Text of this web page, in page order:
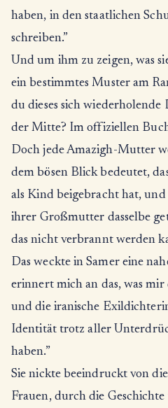
haben, in den staatlichen
schreiben.”
Und um ihm zu zeigen, was
ein bestimmtes Muster am
du dieses sich
der Mitte? Im offiziellen
Doch jede Amazigh-Mutter
dem bösen Blick bedeutet,
als Kind beigebracht hat,
ihrer Großmutter dasselbe
das nicht verbrannt werden
Das weckte in Samer eine
erinnert mich an das, was
und die iranische
Identität trotz aller
haben.”
Sie nickte beeindruckt von
Frauen, durch die